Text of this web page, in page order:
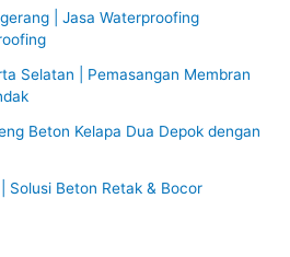
| Jasa Waterproofing
Selatan | Pemasangan Membran
Beton Kelapa Dua Depok dengan
Solusi Beton Retak & Bocor